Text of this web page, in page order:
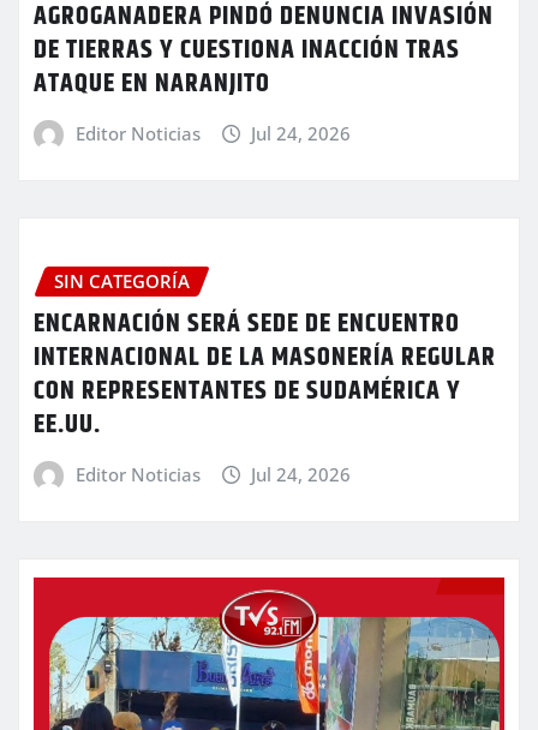
AGROGANADERA PINDÓ DENUNCIA INVASIÓN
DE TIERRAS Y CUESTIONA INACCIÓN TRAS
ATAQUE EN NARANJITO
Editor Noticias Jul 24, 2026
SIN CATEGORÍA
ENCARNACIÓN SERÁ SEDE DE ENCUENTRO
INTERNACIONAL DE LA MASONERÍA REGULAR
CON REPRESENTANTES DE SUDAMÉRICA Y
EE.UU.
Editor Noticias Jul 24, 2026